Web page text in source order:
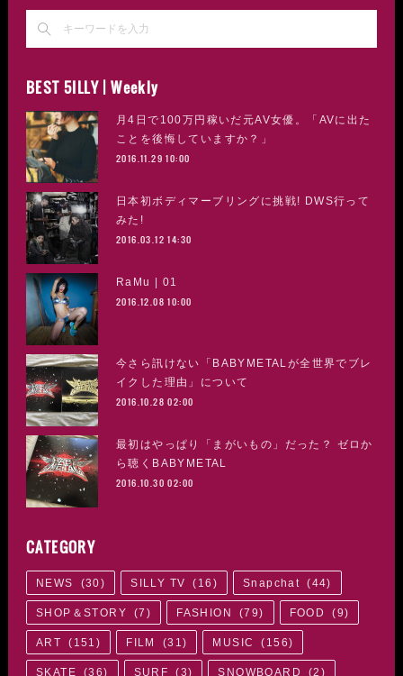
BEST 5ILLY | Weekly
月4日で100万円稼いだ元AV女優。「AVに出た
ことを後悔していますか？」
2016.11.29 10:00
日本初ボディマーブリングに挑戦! DWS行って
みた!
2016.03.12 14:30
RaMu | 01
2016.12.08 10:00
今さら訊けない「BABYMETALが全世界でブレ
イクした理由」について
2016.10.28 02:00
最初はやっぱり「まがいもの」だった？ ゼロか
ら聴くBABYMETAL
2016.10.30 02:00
CATEGORY
NEWS (30) SILLY TV ( 16 ) Snapchat (44)
SHOP＆STORY (7 ) FASHION (79) FOOD (9)
ART ( 151 ) FILM (31) MUSIC ( 156)
SKATE (36) SURF (3) SNOWBOARD (2 )